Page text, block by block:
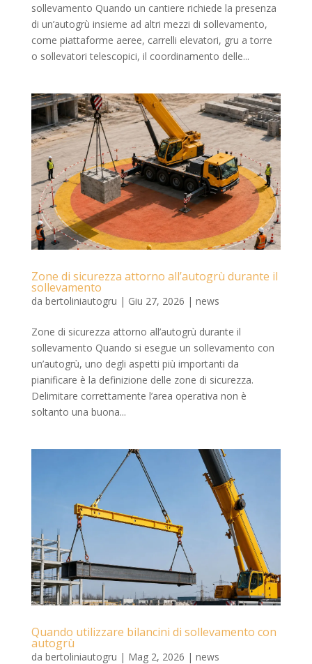
sollevamento Quando un cantiere richiede la presenza
di un’autogrù insieme ad altri mezzi di sollevamento,
come piattaforme aeree, carrelli elevatori, gru a torre
o sollevatori telescopici, il coordinamento delle...
Zone di sicurezza attorno all’autogrù durante il
sollevamento
da bertoliniautogru | Giu 27, 2026 | news
Zone di sicurezza attorno all’autogrù durante il
sollevamento Quando si esegue un sollevamento con
un’autogrù, uno degli aspetti più importanti da
pianificare è la definizione delle zone di sicurezza.
Delimitare correttamente l’area operativa non è
soltanto una buona...
Quando utilizzare bilancini di sollevamento con
autogrù
da bertoliniautogru | Mag 2, 2026 | news